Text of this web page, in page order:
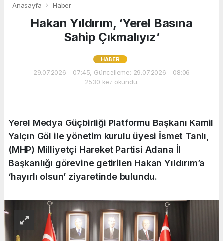
Anasayfa Haber
Hakan Yıldırım, ‘Yerel Basına
Sahip Çıkmalıyız’
HABER
29.07.2026 - 07:45, Güncelleme: 29.07.2026 - 08:06
2530 kez okundu.
Yerel Medya Güçbirliği Platformu Başkanı Kamil
Yalçın Göl ile yönetim kurulu üyesi İsmet Tanlı,
(MHP) Milliyetçi Hareket Partisi Adana İl
Başkanlığı görevine getirilen Hakan Yıldırım’a
‘hayırlı olsun’ ziyaretinde bulundu.